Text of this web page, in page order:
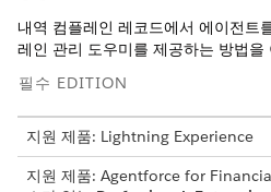
내역 컴플레인 레코드에서 에이전트
레인 관리 도우미를 제공하는 방법을
필수 EDITION
지원 제품: Lightning Experience
지원 제품: Agentforce for